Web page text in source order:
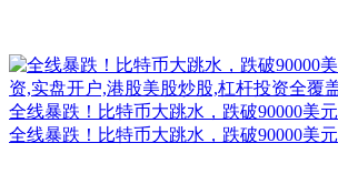
全线暴跌！比特币大跳水，跌破90000美元
全线暴跌！比特币大跳水，跌破90000美元